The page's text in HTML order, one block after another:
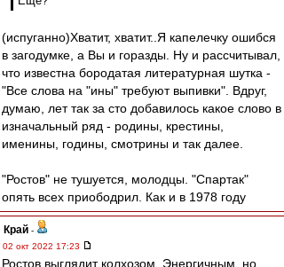
(испуганно)Хватит, хватит..Я капелечку ошибся
в загодумке, а Вы и горазды. Ну и рассчитывал,
что известна бородатая литературная шутка -
"Все слова на "ины" требуют выпивки". Вдруг,
думаю, лет так за сто добавилось какое слово в
изначальный ряд - родины, крестины,
именины, годины, смотрины и так далее.
"Ростов" не тушуется, молодцы. "Спартак"
опять всех приободрил. Как и в 1978 году
Край -
02 окт 2022 17:23
Ростов выглядит колхозом..Энергичным, но